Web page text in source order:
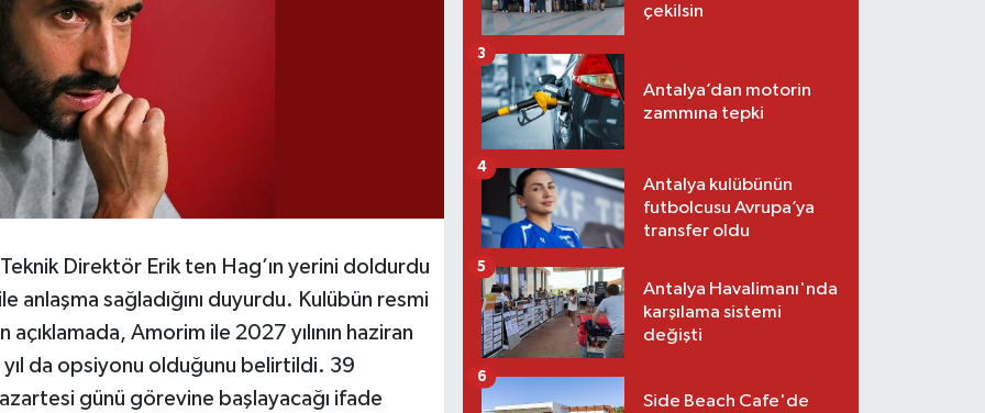
Direktör Erik ten Hag’ın yerini doldurdu
anlaşma sağladığını duyurdu. Kulübün resmi
Amorim ile 2027 yılının haziran
yıl da opsiyonu olduğunu belirtildi. 39
günü görevine başlayacağı ifade
çekilsin
Antalya’dan motorin
zammına tepki
3
Antalya kulübünün
futbolcusu Avrupa’ya
transfer oldu
4
Antalya Havalimanı'nda
karşılama sistemi
değişti
5
Side Beach Cafe'de
6